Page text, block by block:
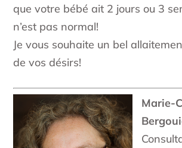
que votre bébé ait 2 jours ou 3
n’est pas normal!
Je vous souhaite un bel
de vos désirs!
Marie-